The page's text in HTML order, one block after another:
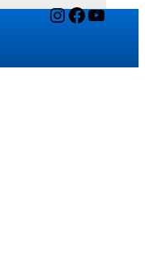
InstagramFacebook YouTube